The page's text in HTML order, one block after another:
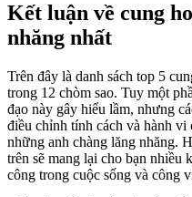
Kết luận về cung
nhăng nhất
Trên đây là danh sách top 5
trong 12 chòm sao. Tuy một
đạo này gây hiểu lầm, nhưng
điều chỉnh tính cách và hành
những anh chàng lăng nhăng.
trên sẽ mang lại cho bạn nhiều
công trong cuộc sống và công